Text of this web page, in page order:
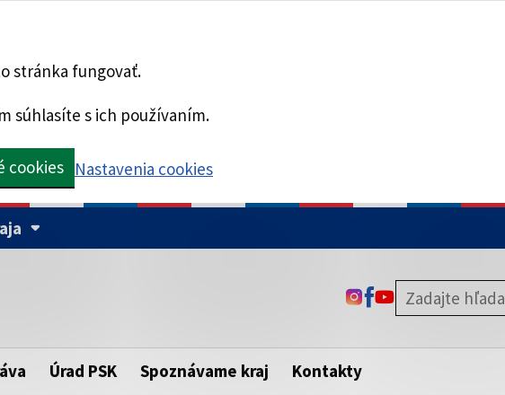
stránka fungovať.
súhlasíte s ich používaním.
cookies Nastavenia cookies
kraja.
Táto stránka je zabezpečená
zabezpečenú webovú stránku. Zabezpečená
https:// pred názvom domény webového sídla.
ODKAZ SA OTVORÍ NA
ODKAZ SA OTVORÍ NA
ODKAZ SA OTVORÍ
Úrad PSK Spoznávame kraj Kontakty